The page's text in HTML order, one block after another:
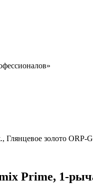
Глянцевое золото
Prime, 1-